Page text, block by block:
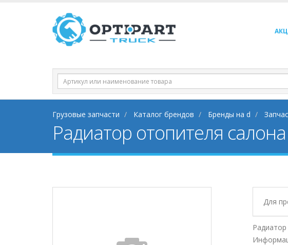
Грузовые запчасти Каталог брендов Бренды на d
Радиатор отопителя
Для